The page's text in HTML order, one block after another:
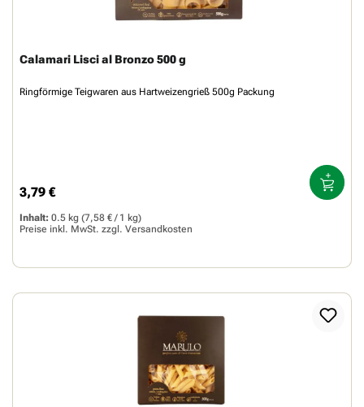
Calamari Lisci al Bronzo 500 g
Ringförmige Teigwaren aus Hartweizengrieß 500g Packung
Regulärer Preis:
3,79 €
Inhalt: 0.5 kg (7,58 € / 1 kg)
Preise inkl. MwSt. zzgl. Versandkosten